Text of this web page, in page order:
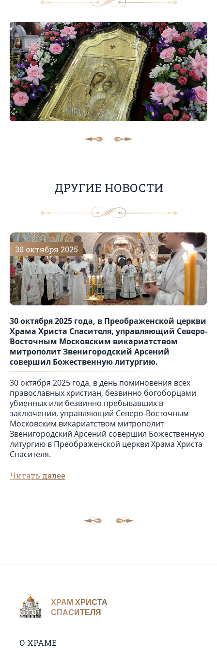
ДРУГИЕ НОВОСТИ
30 октября 2025
30 октября 2025 года, в Преображенской церкви
Храма Христа Спасителя, управляющий Северо-
Восточным Московским викариатством
митрополит Звенигородский Арсений
совершил Божественную литургию.
30 октября 2025 года, в день поминовения всех
православных христиан, безвинно богоборцами
убиенных или безвинно пребывавших в
заключении, управляющий Северо-Восточным
Московским викариатством митрополит
Звенигородский Арсений совершил Божественную
литургию в Преображенской церкви Храма Христа
Спасителя.
Читать далее
ХРАМ ХРИСТА
СПАСИТЕЛЯ
О ХРАМЕ